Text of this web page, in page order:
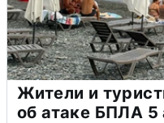
Жители и
об атаке БПЛА 5